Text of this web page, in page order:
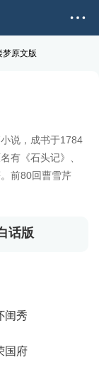
梦原文版
说，成书于1784
有《石头记》、
前80回曹雪芹
话版
闺秀
国府